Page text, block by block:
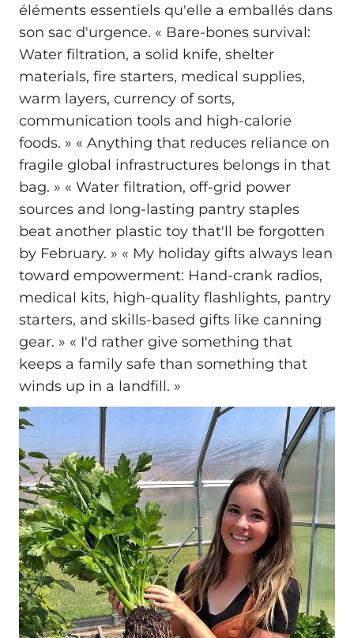
éléments essentiels qu'elle a emballés dans
son sac d'urgence. « Bare-bones survival:
Water filtration, a solid knife, shelter
materials, fire starters, medical supplies,
warm layers, currency of sorts,
communication tools and high-calorie
foods. » « Anything that reduces reliance on
fragile global infrastructures belongs in that
bag. » « Water filtration, off-grid power
sources and long-lasting pantry staples
beat another plastic toy that'll be forgotten
by February. » « My holiday gifts always lean
toward empowerment: Hand-crank radios,
medical kits, high-quality flashlights, pantry
starters, and skills-based gifts like canning
gear. » « I'd rather give something that
keeps a family safe than something that
winds up in a landfill. »